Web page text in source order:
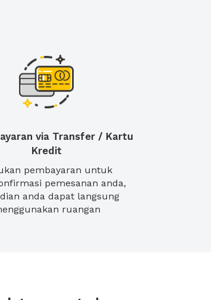
via Transfer / Kartu
Kredit
pembayaran untuk
pemesanan anda,
anda dapat langsung
ruangan